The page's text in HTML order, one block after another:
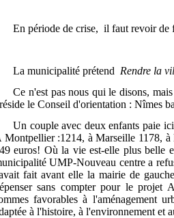
En période de crise, il faut revoir de
La municipalité prétend Rendre la
Ce n'est pas nous qui le disons,
le Conseil d'orientation : Nîmes
Un couple avec deux enfants paie
Montpellier :1214, à Marseille 1178, à
euros! Où la vie est-elle plus belle
UMP-Nouveau centre a
fait avant elle la mairie de
sans compter pour le
favorables à l'aménagement
à l'histoire, à l'environnement et